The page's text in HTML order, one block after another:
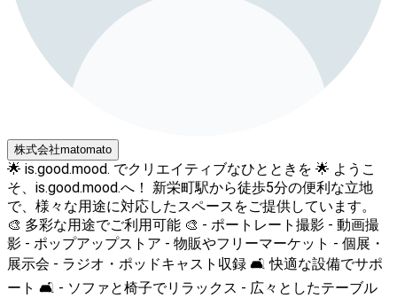
株式会社matomato
🌟 is.good.mood. でクリエイティブなひとときを 🌟 ようこ
そ、is.good.mood.へ！ 新栄町駅から徒歩5分の便利な立地
で、様々な用途に対応したスペースをご提供しています。
🎨 多彩な用途でご利用可能 🎨 - ポートレート撮影 - 動画撮
影 - ポップアップストア - 物販やフリーマーケット - 個展・
展示会 - ラジオ・ポッドキャスト収録 🛋️ 快適な設備でサポ
ート 🛋️ - ソファと椅子でリラックス - 広々としたテーブル